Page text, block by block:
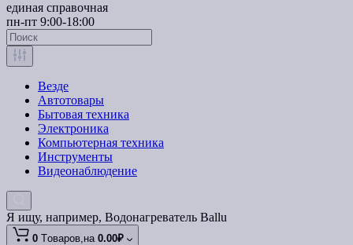
единая справочная
пн-пт 9:00-18:00
Везде
Автотовары
Бытовая техника
Электроника
Компьютерная техника
Инструменты
Видеонаблюдение
Я ищу, например, Водонагреватель Ballu
0 Tоваров,на 0.00₽